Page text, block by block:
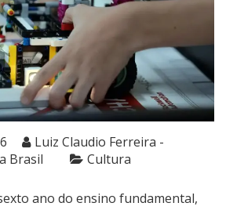
Luiz Claudio Ferreira -
Brasil
Cultura
ano do ensino fundamental,